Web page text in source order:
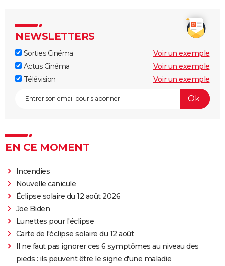
NEWSLETTERS
Sorties Cinéma
Voir un exemple
Actus Cinéma
Voir un exemple
Télévision
Voir un exemple
EN CE MOMENT
Incendies
Nouvelle canicule
Éclipse solaire du 12 août 2026
Joe Biden
Lunettes pour l'éclipse
Carte de l'éclipse solaire du 12 août
Il ne faut pas ignorer ces 6 symptômes au niveau des
pieds : ils peuvent être le signe d'une maladie